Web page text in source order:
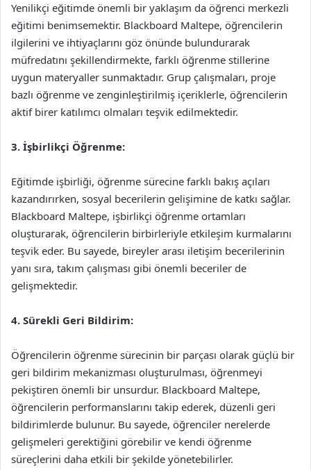
Yenilikçi eğitimde önemli bir yaklaşım da öğrenci merkezli
eğitimi benimsemektir. Blackboard Maltepe, öğrencilerin
ilgilerini ve ihtiyaçlarını göz önünde bulundurarak
müfredatını şekillendirmekte, farklı öğrenme stillerine
uygun materyaller sunmaktadır. Grup çalışmaları, proje
bazlı öğrenme ve zenginleştirilmiş içeriklerle, öğrencilerin
aktif birer katılımcı olmaları teşvik edilmektedir.
3. İşbirlikçi Öğrenme:
Eğitimde işbirliği, öğrenme sürecine farklı bakış açıları
kazandırırken, sosyal becerilerin gelişimine de katkı sağlar.
Blackboard Maltepe, işbirlikçi öğrenme ortamları
oluşturarak, öğrencilerin birbirleriyle etkileşim kurmalarını
teşvik eder. Bu sayede, bireyler arası iletişim becerilerinin
yanı sıra, takım çalışması gibi önemli beceriler de
gelişmektedir.
4. Sürekli Geri Bildirim:
Öğrencilerin öğrenme sürecinin bir parçası olarak güçlü bir
geri bildirim mekanizması oluşturulması, öğrenmeyi
pekiştiren önemli bir unsurdur. Blackboard Maltepe,
öğrencilerin performanslarını takip ederek, düzenli geri
bildirimlerde bulunur. Bu sayede, öğrenciler nerelerde
gelişmeleri gerektiğini görebilir ve kendi öğrenme
süreçlerini daha etkili bir şekilde yönetebilirler.